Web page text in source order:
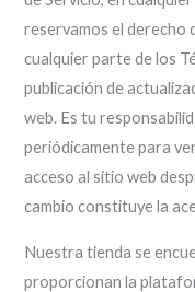
reservamos el derecho
cualquier parte de los
publicación de
web. Es tu
periódicamente para
acceso al sitio web
cambio constituye la
Nuestra tienda se
proporcionan la